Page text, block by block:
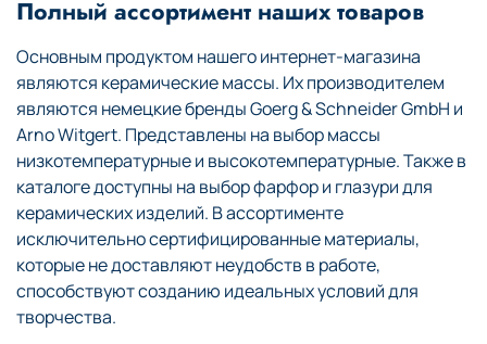
Полный ассортимент наших товаров
Основным продуктом нашего интернет-магазина
являются керамические массы. Их производителем
являются немецкие бренды Goerg & Schneider GmbH и
Arno Witgert. Представлены на выбор массы
низкотемпературные и высокотемпературные. Также в
каталоге доступны на выбор фарфор и глазури для
керамических изделий. В ассортименте
исключительно сертифицированные материалы,
которые не доставляют неудобств в работе,
способствуют созданию идеальных условий для
творчества.